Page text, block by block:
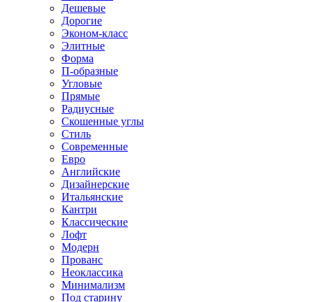
Дешевые
Дорогие
Эконом-класс
Элитные
Форма
П-образные
Угловые
Прямые
Радиусные
Скошенные углы
Стиль
Современные
Евро
Английские
Дизайнерские
Итальянские
Кантри
Классические
Лофт
Модерн
Прованс
Неоклассика
Минимализм
Под старину